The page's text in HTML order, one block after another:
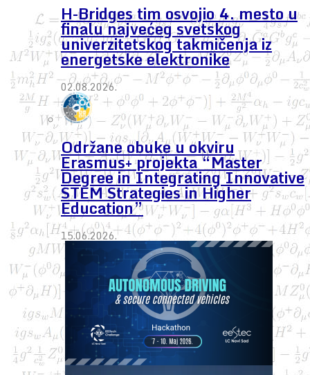
H-Bridges tim osvojio 4. mesto u
finalu najvećeg svetskog
univerzitetskog takmičenja iz
energetske elektronike
02.08.2026.
Održane obuke u okviru
Erasmus+ projekta “Master
Degree in Integrating Innovative
STEM Strategies in Higher
Education”
15.06.2026.